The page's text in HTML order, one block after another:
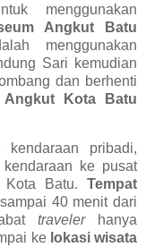
menggunakan
Angkut Batu
menggunakan
Sari kemudian
dan berhenti
Angkut Kota Batu
pribadi,
ke pusat
Batu. Tempat
40 menit dari
travelerhanya
ke lokasi wisata